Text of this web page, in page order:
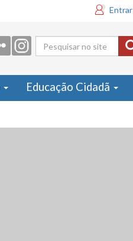
Entrar
Formulário
de busca
Educação Cidadã